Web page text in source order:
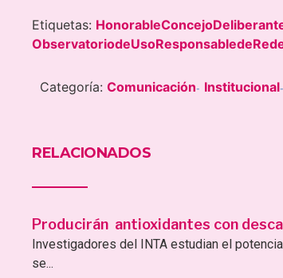
Etiquetas:
Categoría: Comunicación- Institucional-
RELACIONADOS
Producirán antioxidantes con
Investigadores del INTA estudian el
se...